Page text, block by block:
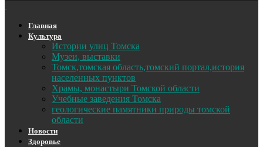
Главная
Культура
Истории улиц Томска
Музеи, выставки
Томск,томская область,томский портал,история
населенных пунктов
Храмы, монастыри Томской области
Учебные заведения Томска
геологические памятники природы томской
области
Новости
Здоровье